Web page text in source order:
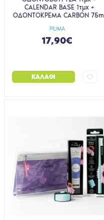
PIUMA
CALENDAR BASE 1τμχ +
ΟΔΟΝΤΟΚΡΕΜΑ CARBON 75ml
17,90€
ΚΑΛΆΘΙ